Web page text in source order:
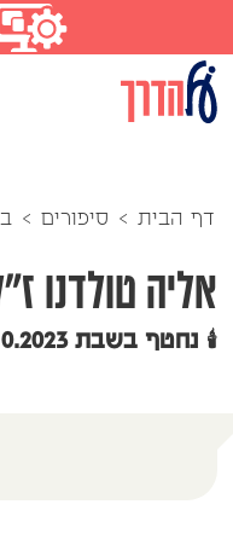
דף הבית > סיפורים >
אליה טולדנו
🕯️ נחטף בשבת 7.10.2023 | בן 28 בהיקטפו מאיתנו